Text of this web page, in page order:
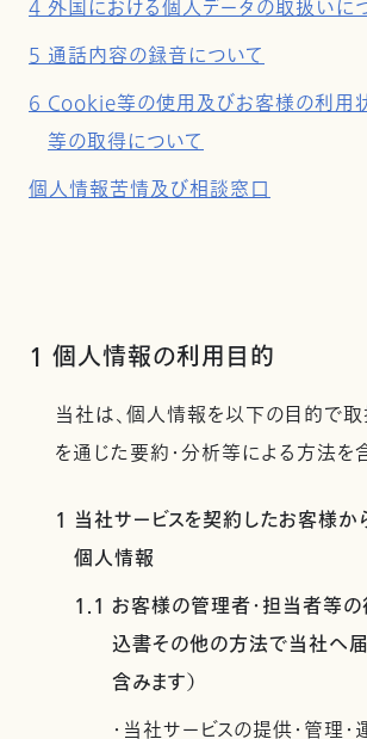
4 外国における個人データの取扱いに
5 通話内容の録音について
6 Cookie等の使用及びお客様の利用
等の取得について
個人情報苦情及び相談窓口
1 個人情報の利用目的
当社は、個人情報を以下の目的で
を通じた要約・分析等による方法を含
1 当社サービスを契約したお客様か
個人情報
1.1 お客様の管理者・担当者等の
込書その他の方法で当社へ
含みます）
・当社サービスの提供・管理